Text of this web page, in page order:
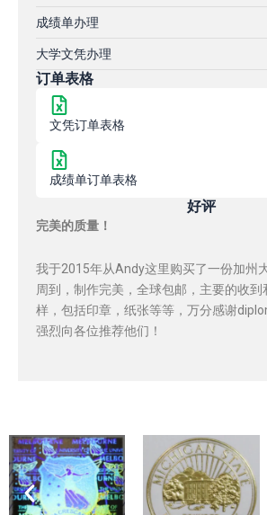
成绩单办理
大学文凭办理
订单表格
文凭订单表格
成绩单订单表格
好评
完美的质量！
我于2015年从Andy这里购买了一份加州
周到，制作完美，全球包邮，主要的收到
样，包括印章，纸张等等，万分感谢
强烈向各位推荐他们！